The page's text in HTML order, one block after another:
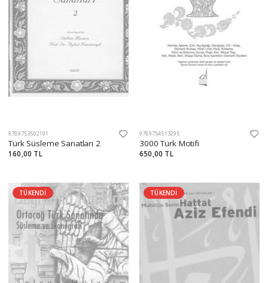
9789753502191
Türk Süsleme Sanatları 2
160,00 TL
9789754513295
3000 Türk Motifi
650,00 TL
TÜKENDİ TÜKENDİ